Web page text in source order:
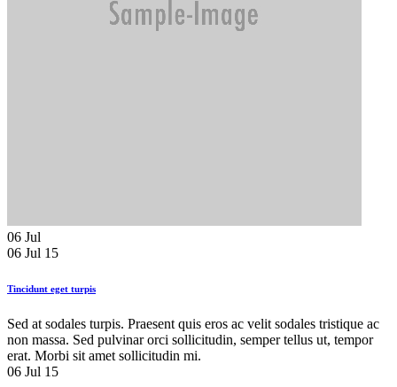
06 Jul
06 Jul 15
Tincidunt eget turpis
Sed at sodales turpis. Praesent quis eros ac velit sodales tristique ac
non massa. Sed pulvinar orci sollicitudin, semper tellus ut, tempor
erat. Morbi sit amet sollicitudin mi.
06 Jul 15